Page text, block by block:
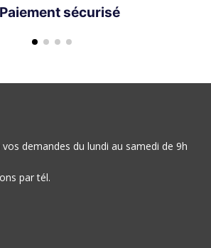
demandes du lundi au samedi de 9h
par tél.